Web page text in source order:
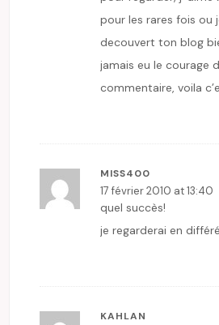
pour les rares fois ou
decouvert ton blog
jamais eu le courage
commentaire, voila
MISS400
17 février 2010 at 13:40
quel succès!
je regarderai en
KAHLAN